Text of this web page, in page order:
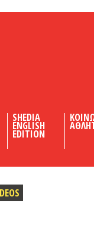
SHEDIA
ENGLISH
EDITION